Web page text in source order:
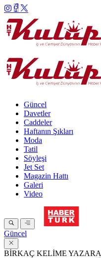
Güncel
Davetler
Caddeler
Haftanın Şıkları
Moda
Tatil
Söyleşi
Jet Set
Magazin Hattı
Galeri
Video
Güncel
BİRKAÇ KELİME